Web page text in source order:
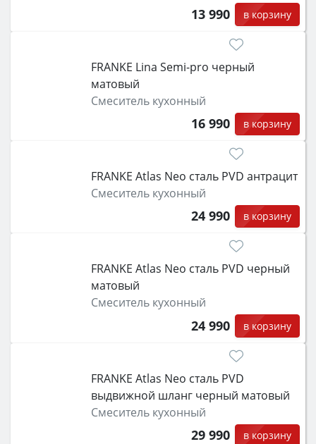
13 990 в корзину
FRANKE Lina Semi-pro черный
матовый
Смеситель кухонный
16 990 в корзину
FRANKE Atlas Neo сталь PVD антрацит
Смеситель кухонный
24 990 в корзину
FRANKE Atlas Neo сталь PVD черный
матовый
Смеситель кухонный
24 990 в корзину
FRANKE Atlas Neo сталь PVD
выдвижной шланг черный матовый
Смеситель кухонный
29 990 в корзину